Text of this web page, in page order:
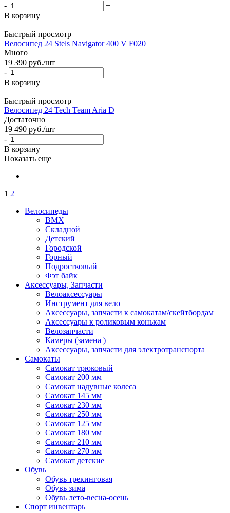
-
+
В корзину
Быстрый просмотр
Велосипед 24 Stels Navigator 400 V F020
Много
19 390 руб./шт
-
+
В корзину
Быстрый просмотр
Велосипед 24 Tech Team Aria D
Достаточно
19 490 руб./шт
-
+
В корзину
Показать еще
1 2
Велосипеды
BMX
Складной
Детский
Городской
Горный
Подростковый
Фэт байк
Аксессуары, Запчасти
Велоаксессуары
Инструмент для вело
Аксессуары, запчасти к самокатам/скейтбордам
Аксессуары к роликовым конькам
Велозапчасти
Камеры (замена )
Аксессуары, запчасти для электротранспорта
Самокаты
Самокат трюковый
Самокат 200 мм
Самокат надувные колеса
Самокат 145 мм
Самокат 230 мм
Самокат 250 мм
Самокат 125 мм
Самокат 180 мм
Самокат 210 мм
Самокат 270 мм
Самокат детские
Обувь
Обувь трекинговая
Обувь зима
Обувь лето-весна-осень
Спорт инвентарь